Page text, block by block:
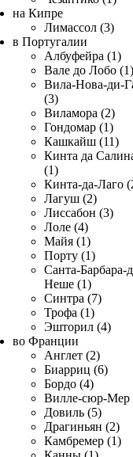
на Кипре
Лимассол (3)
в Португалии
Албуфейра (1)
Вале до Лобо (1)
Вила-Нова-ди-
(3)
Виламора (2)
Гондомар (1)
Кашкайш (11)
Кинта да
(1)
Кинта-да-Лаго
Лагуш (2)
Лиссабон (3)
Лоле (4)
Майя (1)
Порту (1)
Санта-Барбара-
Неше (1)
Синтра (7)
Трофа (1)
Эшторил (4)
во Франции
Англет (2)
Биарриц (6)
Бордо (4)
Вилле-сюр-Мер
Довиль (5)
Драгиньян (2)
Камбремер (1)